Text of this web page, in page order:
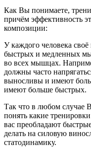
Как Вы понимаете,
причём эффективность
композиции:
У каждого человека
быстрых и медленных
во всех мышцах.
должны часто
выносливы и имеют
имеют больше быстрых.
Так что в любом случае
понять какие
вас преобладают
делать на силовую
статодинамику.